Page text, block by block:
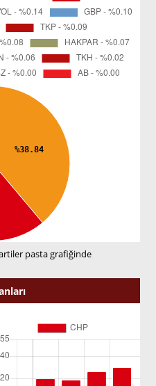
pasta grafiğinde